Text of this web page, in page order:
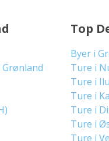
Top
Byer i
Ture i
Ture i
Ture i
Ture i
Ture i
Ture i